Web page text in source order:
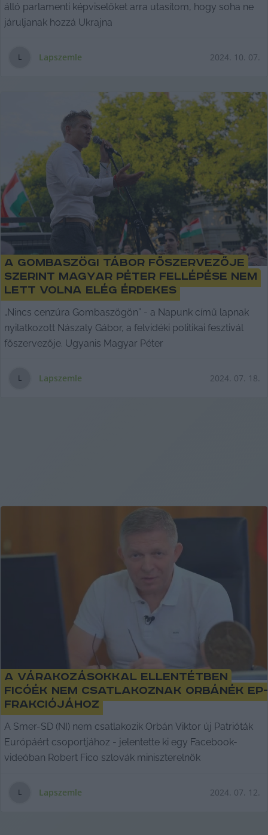
álló parlamenti képviselőket arra utasítom, hogy soha ne
járuljanak hozzá Ukrajna
L Lapszemle 2024. 10. 07.
A gombaszögi tábor főszervezője
szerint Magyar Péter fellépése nem
lett volna elég érdekes
„Nincs cenzúra Gombaszögön” - a Napunk című lapnak
nyilatkozott Nászaly Gábor, a felvidéki politikai fesztivál
főszervezője. Ugyanis Magyar Péter
L Lapszemle 2024. 07. 18.
A várakozásokkal ellentétben
Ficóék nem csatlakoznak Orbánék EP-
frakciójához
A Smer-SD (NI) nem csatlakozik Orbán Viktor új Patrióták
Európáért csoportjához - jelentette ki egy Facebook-
videóban Robert Fico szlovák miniszterelnök
L Lapszemle 2024. 07. 12.